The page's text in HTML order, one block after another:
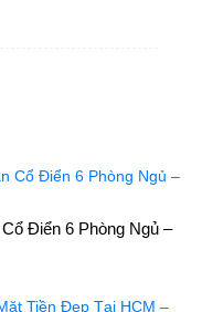
Điển 6 Phòng Ngủ –